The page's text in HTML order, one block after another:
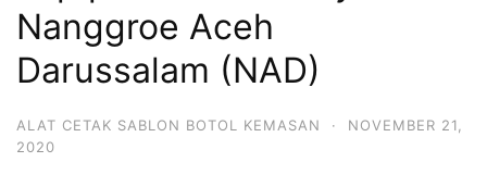
Nanggroe Aceh
Darussalam (NAD)
ALAT CETAK SABLON BOTOL KEMASAN ·
NOVEMBER 21,
2020